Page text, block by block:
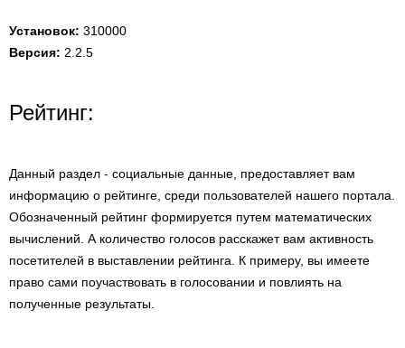
Установок: 310000
Версия: 2.2.5
Рейтинг:
Данный раздел - социальные данные, предоставляет вам
информацию о рейтинге, среди пользователей нашего портала.
Обозначенный рейтинг формируется путем математических
вычислений. А количество голосов расскажет вам активность
посетителей в выставлении рейтинга. К примеру, вы имеете
право сами поучаствовать в голосовании и повлиять на
полученные результаты.